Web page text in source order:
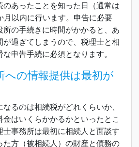
のあったことを知った日（通常は
月以内に行います。申告に必要
所の手続きに時間がかかると、あ
が過ぎてしまうので、税理士と相
申告手続に必須となります。
への情報提供は最初が
るのは相続税がどれくらいか、
はいくらかかるかといったとこ
士事務所は最初に相続人と面談す
た方（被相続人）の財産と債務の